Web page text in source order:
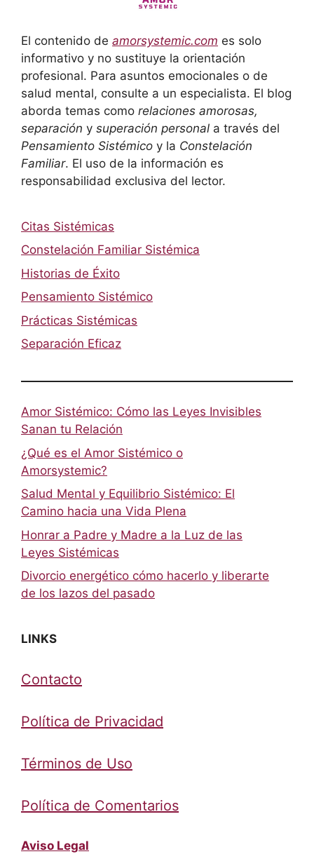
El contenido de amorsystemic.com es solo
informativo y no sustituye la orientación
profesional. Para asuntos emocionales o de
salud mental, consulte a un especialista. El blog
aborda temas como relaciones amorosas,
separación y superación personal a través del
Pensamiento Sistémico y la Constelación
Familiar. El uso de la información es
responsabilidad exclusiva del lector.
Citas Sistémicas
Constelación Familiar Sistémica
Historias de Éxito
Pensamiento Sistémico
Prácticas Sistémicas
Separación Eficaz
Amor Sistémico: Cómo las Leyes Invisibles
Sanan tu Relación
¿Qué es el Amor Sistémico o
Amorsystemic?
Salud Mental y Equilibrio Sistémico: El
Camino hacia una Vida Plena
Honrar a Padre y Madre a la Luz de las
Leyes Sistémicas
Divorcio energético cómo hacerlo y liberarte
de los lazos del pasado
LINKS
Contacto
Política de Privacidad
Términos de Uso
Política de Comentarios
Aviso Legal